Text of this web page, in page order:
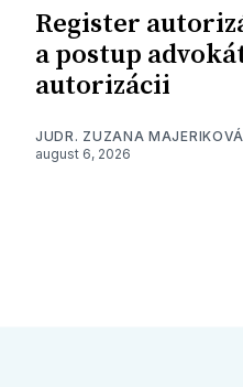
Register
a postup
autorizácii
JUDR. ZUZANA MAJERIKOVÁ
august 6, 2026